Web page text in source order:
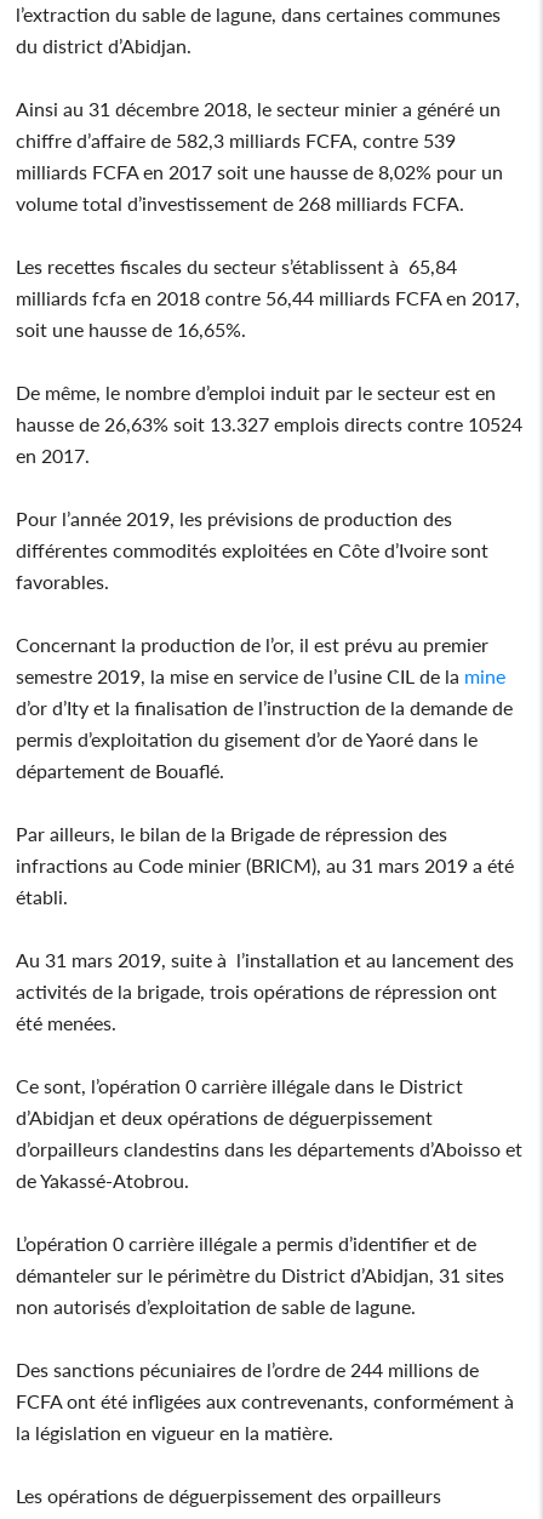
l’extraction du sable de lagune, dans certaines communes
du district d’Abidjan.
Ainsi au 31 décembre 2018, le secteur minier a généré un
chiffre d’affaire de 582,3 milliards FCFA, contre 539
milliards FCFA en 2017 soit une hausse de 8,02% pour un
volume total d’investissement de 268 milliards FCFA.
Les recettes fiscales du secteur s’établissent à 65,84
milliards fcfa en 2018 contre 56,44 milliards FCFA en 2017,
soit une hausse de 16,65%.
De même, le nombre d’emploi induit par le secteur est en
hausse de 26,63% soit 13.327 emplois directs contre 10524
en 2017.
Pour l’année 2019, les prévisions de production des
différentes commodités exploitées en Côte d’Ivoire sont
favorables.
Concernant la production de l’or, il est prévu au premier
semestre 2019, la mise en service de l’usine CIL de la mine
d’or d’Ity et la finalisation de l’instruction de la demande de
permis d’exploitation du gisement d’or de Yaoré dans le
département de Bouaflé.
Par ailleurs, le bilan de la Brigade de répression des
infractions au Code minier (BRICM), au 31 mars 2019 a été
établi.
Au 31 mars 2019, suite à l’installation et au lancement des
activités de la brigade, trois opérations de répression ont
été menées.
Ce sont, l’opération 0 carrière illégale dans le District
d’Abidjan et deux opérations de déguerpissement
d’orpailleurs clandestins dans les départements d’Aboisso et
de Yakassé-Atobrou.
L’opération 0 carrière illégale a permis d’identifier et de
démanteler sur le périmètre du District d’Abidjan, 31 sites
non autorisés d’exploitation de sable de lagune.
Des sanctions pécuniaires de l’ordre de 244 millions de
FCFA ont été infligées aux contrevenants, conformément à
la législation en vigueur en la matière.
Les opérations de déguerpissement des orpailleurs